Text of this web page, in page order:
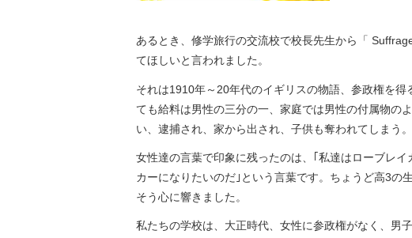
あるとき、修学旅行の交流校で校長先生から「
てほしいと言われました。
それは1910年～20年代のイギリスの物語、参政権を
ても給料は男性の三分の一、家庭では男性の付属物の
い、逮捕され、家から出され、子供も奪われてしまう
女性達の言葉で印象に残ったのは、｢私達はローブレ
カーになりたいのだ｣という言葉です。ちょうど高3の
そう心に響きました。
私たちの学校は、大正時代、女性に参政権がなく、男